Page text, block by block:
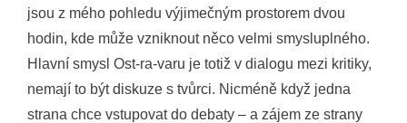
jsou z mého pohledu výjimečným prostorem dvou
hodin, kde může vzniknout něco velmi smysluplného.
Hlavní smysl Ost-ra-varu je totiž v dialogu mezi kritiky,
nemají to být diskuze s tvůrci. Nicméně když jedna
strana chce vstupovat do debaty – a zájem ze strany